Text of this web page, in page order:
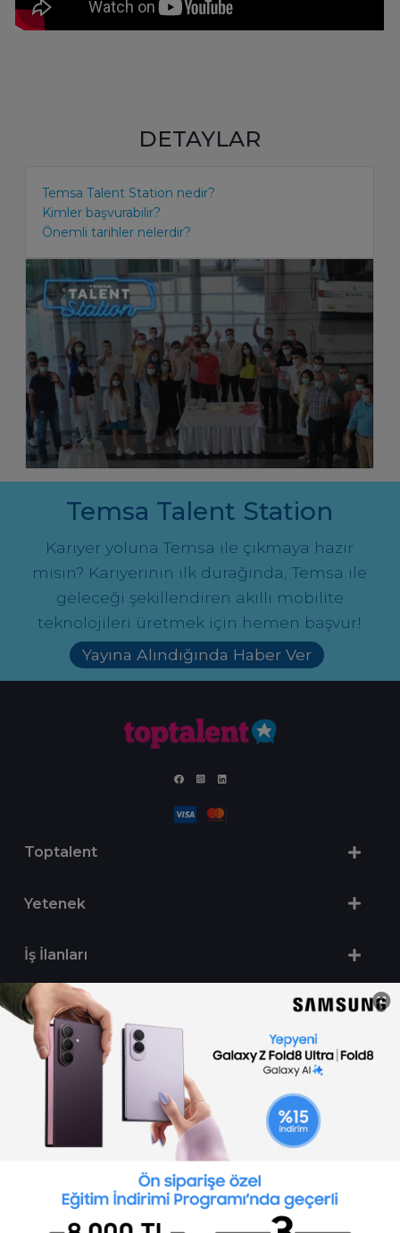
DETAYLAR
Temsa Talent Station nedir?
Kimler başvurabilir?
Önemli tarihler nelerdir?
Temsa Talent Station
Kariyer yoluna Temsa ile çıkmaya hazır
mısın? Kariyerinin ilk durağında, Temsa ile
geleceği şekillendiren akıllı mobilite
teknolojileri üretmek için hemen başvur!
Yayına Alındığında Haber Ver
Toptalent
Yetenek
İş İlanları
Sertifika Programları
Yetenek Testleri